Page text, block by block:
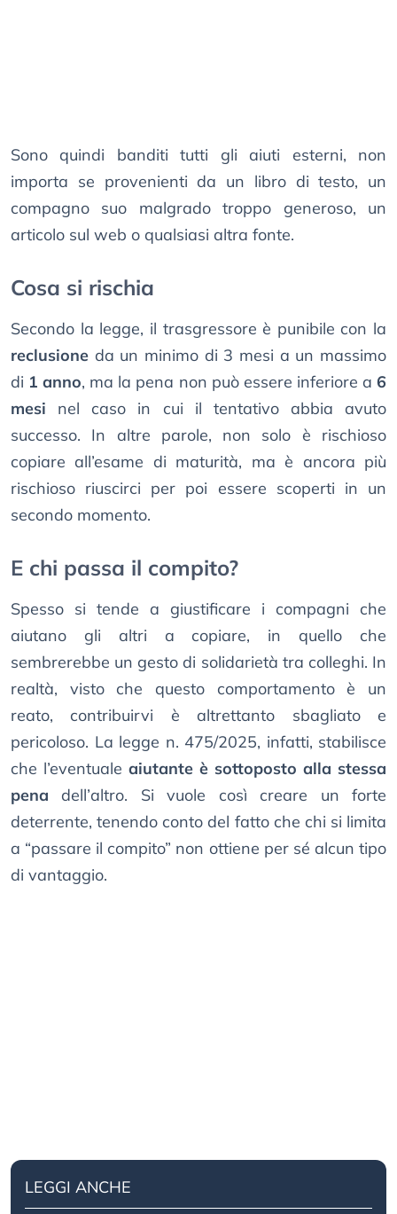
Sono quindi banditi tutti gli aiuti esterni, non
importa se provenienti da un libro di testo, un
compagno suo malgrado troppo generoso, un
articolo sul web o qualsiasi altra fonte.
Cosa si rischia
Secondo la legge, il trasgressore è punibile con la
reclusione da un minimo di 3 mesi a un massimo
di 1 anno, ma la pena non può essere inferiore a6
mesi nel caso in cui il tentativo abbia avuto
successo. In altre parole, non solo è rischioso
copiare all’esame di maturità, ma è ancora più
rischioso riuscirci per poi essere scoperti in un
secondo momento.
E chi passa il compito?
Spesso si tende a giustificare i compagni che
aiutano gli altri a copiare, in quello che
sembrerebbe un gesto di solidarietà tra colleghi. In
realtà, visto che questo comportamento è un
reato, contribuirvi è altrettanto sbagliato e
pericoloso. La legge n. 475/2025, infatti, stabilisce
che l’eventuale aiutante è sottoposto alla stessa
pena dell’altro. Si vuole così creare un forte
deterrente, tenendo conto del fatto che chi si limita
a “passare il compito” non ottiene per sé alcun tipo
di vantaggio.
LEGGI ANCHE